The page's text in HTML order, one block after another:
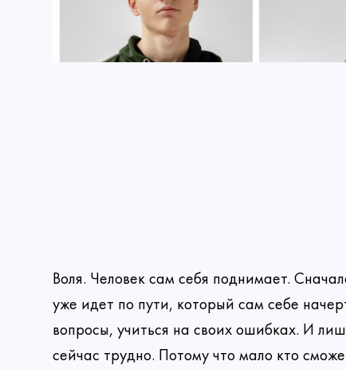
Воля. Человек сам себя поднимает.
уже идет по пути, который сам себе
вопросы, учиться на своих ошибках. И
сейчас трудно. Потому что мало кто
Лонгрид